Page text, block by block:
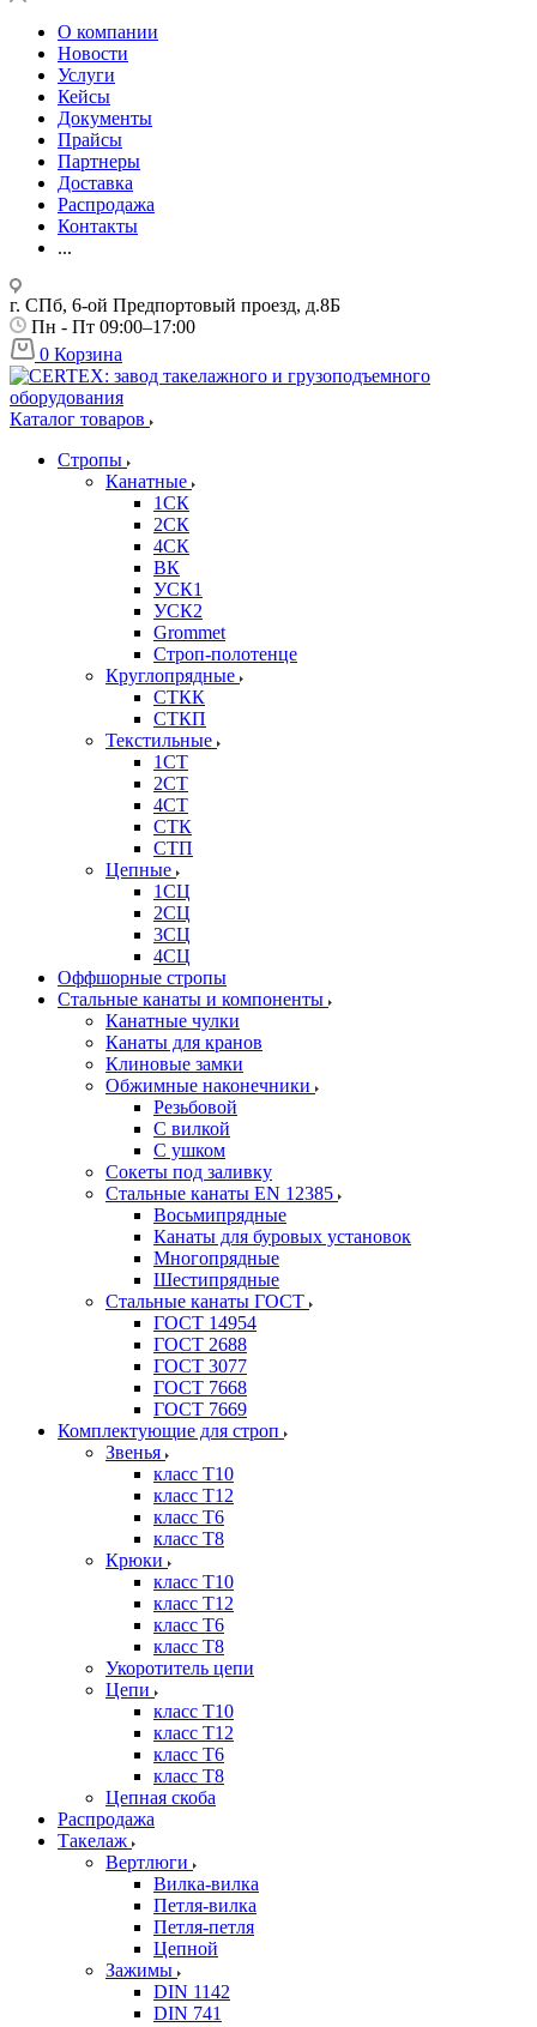
О компании
Новости
Услуги
Кейсы
Документы
Прайсы
Партнеры
Доставка
Распродажа
Контакты
...
г. СПб, 6-ой Предпортовый проезд, д.8Б
Пн - Пт 09:00–17:00
0 Корзина
Каталог товаров
Стропы
Канатные
1СК
2СК
4СК
ВК
УСК1
УСК2
Grommet
Строп-полотенце
Круглопрядные
СТКК
СТКП
Текстильные
1СТ
2СТ
4СТ
СТК
СТП
Цепные
1СЦ
2СЦ
3СЦ
4СЦ
Оффшорные стропы
Стальные канаты и компоненты
Канатные чулки
Канаты для кранов
Клиновые замки
Обжимные наконечники
Резьбовой
С вилкой
С ушком
Сокеты под заливку
Стальные канаты EN 12385
Восьмипрядные
Канаты для буровых установок
Многопрядные
Шестипрядные
Стальные канаты ГОСТ
ГОСТ 14954
ГОСТ 2688
ГОСТ 3077
ГОСТ 7668
ГОСТ 7669
Комплектующие для строп
Звенья
класс Т10
класс Т12
класс Т6
класс Т8
Крюки
класс Т10
класс Т12
класс Т6
класс Т8
Укоротитель цепи
Цепи
класс Т10
класс Т12
класс Т6
класс Т8
Цепная скоба
Распродажа
Такелаж
Вертлюги
Вилка-вилка
Петля-вилка
Петля-петля
Цепной
Зажимы
DIN 1142
DIN 741